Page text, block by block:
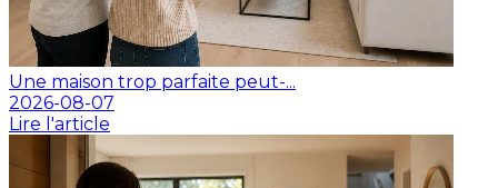
Une maison trop parfaite peut-...
2026-08-07
Lire l'article